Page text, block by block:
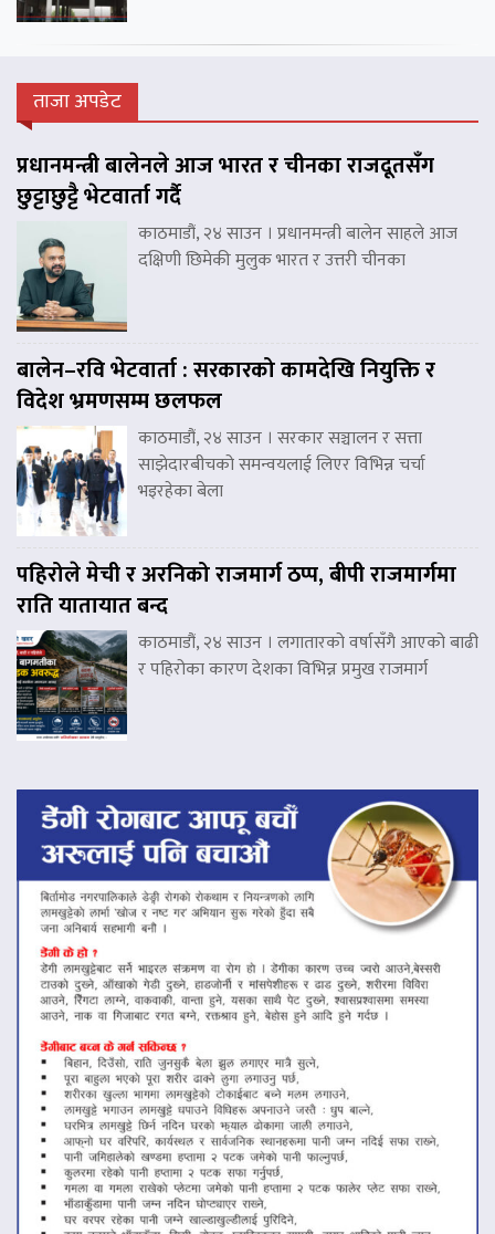
ताजा अपडेट
प्रधानमन्त्री बालेनले आज भारत र चीनका राजदूतसँग
छुट्टाछुट्टै भेटवार्ता गर्दै
काठमाडौं, २४ साउन । प्रधानमन्त्री बालेन साहले आज
दक्षिणी छिमेकी मुलुक भारत र उत्तरी चीनका
बालेन–रवि भेटवार्ता : सरकारको कामदेखि नियुक्ति र
विदेश भ्रमणसम्म छलफल
काठमाडौं, २४ साउन । सरकार सञ्चालन र सत्ता
साझेदारबीचको समन्वयलाई लिएर विभिन्न चर्चा
भइरहेका बेला
पहिरोले मेची र अरनिको राजमार्ग ठप्प, बीपी राजमार्गमा
राति यातायात बन्द
काठमाडौं, २४ साउन । लगातारको वर्षासँगै आएको बाढी
र पहिरोका कारण देशका विभिन्न प्रमुख राजमार्ग